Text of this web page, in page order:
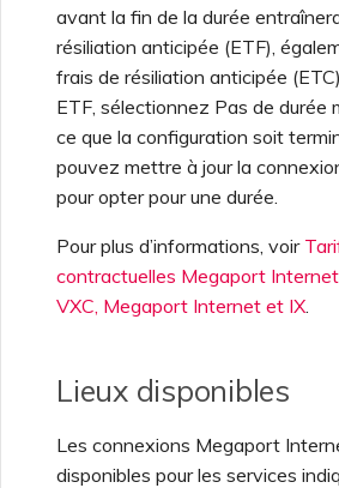
avant la fin de la durée
résiliation anticipée (ETF),
frais de résiliation anticipée
ETF, sélectionnez Pas de durée
ce que la configuration soit
pouvez mettre à jour la
pour opter pour une durée.
Pour plus d’informations, voir
contractuelles Megaport Internet
VXC, Megaport Internet et IX
Lieux disponibles
Les connexions Megaport
disponibles pour les services